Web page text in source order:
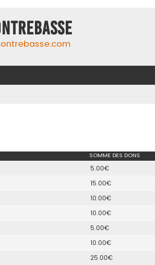
SOMME DES DONS
5.00€
15.00€
10.00€
10.00€
5.00€
10.00€
25.00€